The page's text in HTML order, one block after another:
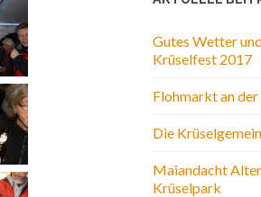
Gutes Wetter
Krüselfest 2017
Flohmarkt an
Die
Maiandacht
Krüselpark